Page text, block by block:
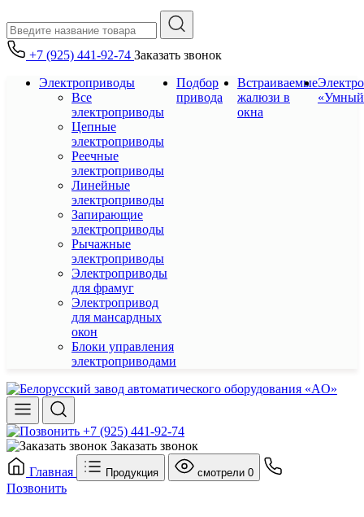
+7 (925) 441-92-74 Заказать звонок
Электроприводы
Все
электроприводы
Цепные
электроприводы
Реечные
электроприводы
Линейные
электроприводы
Запирающие
электроприводы
Рычажные
электроприводы
Электроприводы
для фрамуг
Электропривод
для мансардных
окон
Блоки управления
электроприводами
Подбор
привода
Встраиваемые
жалюзи в
окна
+7 (925) 441-92-74
Заказать звонок
Главная
Продукция смотрели 0
Позвонить